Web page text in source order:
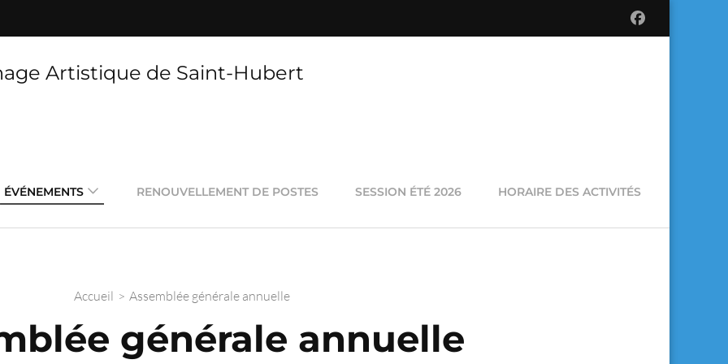
Artistique de Saint-Hubert
ÉVÉNEMENTS RENOUVELLEMENT DE POSTES SESSION ÉTÉ 2026 HORAIRE DES ACTIVITÉS
Accueil > Assemblée générale annuelle
générale annuelle